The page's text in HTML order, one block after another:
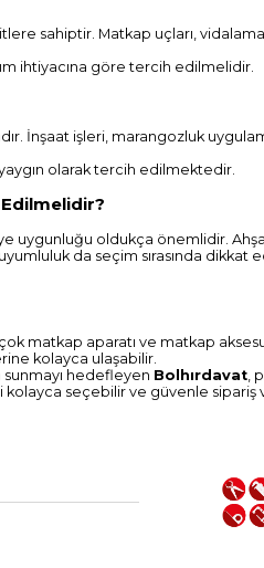
sahiptir. Matkap uçları,
ihtiyacına göre tercih edilmelidir.
İnşaat işleri, marangozluk
olarak tercih edilmektedir.
uygunluğu oldukça önemlidir.
da seçim sırasında
matkap aparatı ve matkap
kolayca ulaşabilir.
sunmayı hedefleyen Bolhırdavat,
seçebilir ve güvenle sipariş